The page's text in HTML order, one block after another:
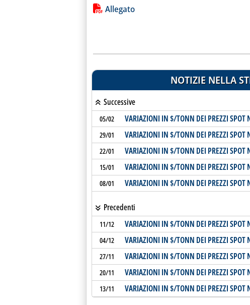
Lista allegati PDF alla notizia
Allegato
NOTIZIE NELLA
Successive
05/02 VARIAZIONI IN $/TONN DEI PREZZI SPOT
29/01 VARIAZIONI IN $/TONN DEI PREZZI SPOT
22/01 VARIAZIONI IN $/TONN DEI PREZZI SPOT
15/01 VARIAZIONI IN $/TONN DEI PREZZI SPOT
08/01 VARIAZIONI IN $/TONN DEI PREZZI SPOT
Precedenti
11/12 VARIAZIONI IN $/TONN DEI PREZZI SPOT
04/12 VARIAZIONI IN $/TONN DEI PREZZI SPOT
27/11 VARIAZIONI IN $/TONN DEI PREZZI SPOT
20/11 VARIAZIONI IN $/TONN DEI PREZZI SPOT
13/11 VARIAZIONI IN $/TONN DEI PREZZI SPOT